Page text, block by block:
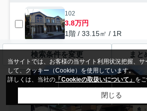
102
3.8万円
1階 / 33.15㎡ / 1R
アパート
検索条件を変更 まと
来店予約 無料売却査定 お問い
当サイトでは、お客様の当サイト利用状況把握、サ
して、クッキー（Cookie）を使用しています。
詳しくは、当社の 「Cookieの取扱いについて」 を
閉じる